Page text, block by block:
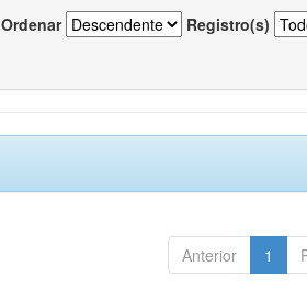
Ordenar Registro(s)
Anterior 1